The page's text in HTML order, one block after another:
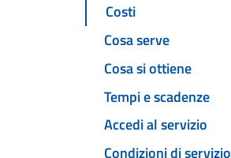
Costi
Cosa serve
Cosa si ottiene
Tempi e scadenze
Accedi al servizio
Condizioni di servizio